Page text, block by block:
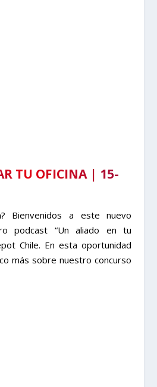
TU OFICINA | 15-
Bienvenidos a este nuevo
podcast “Un aliado en tu
Chile. En esta oportunidad
más sobre nuestro concurso